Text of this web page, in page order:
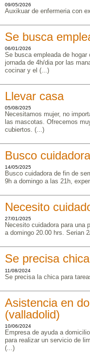
09/05/2026
Auxikuar de enfermeria con
Se busca
06/01/2026
Se busca empleada de
jornada de 4h/dia por las
cocinar y el (...)
Llevar casa
05/08/2025
Necesitamos mujer, no
las mascotas. Ofrecemos
cubiertos. (...)
Busco
14/05/2025
Busco cuidadora de fin de
9h a domingo a las 21h,
Necesito
27/01/2025
Necesito cuidadora para una
a domingo 20.00 hrs. Serian
Se precisa
11/08/2024
Se precisa la chica para
Asistencia en
(valladolid)
10/06/2024
Empresa de ayuda a
para realizar un servicio de
(...)